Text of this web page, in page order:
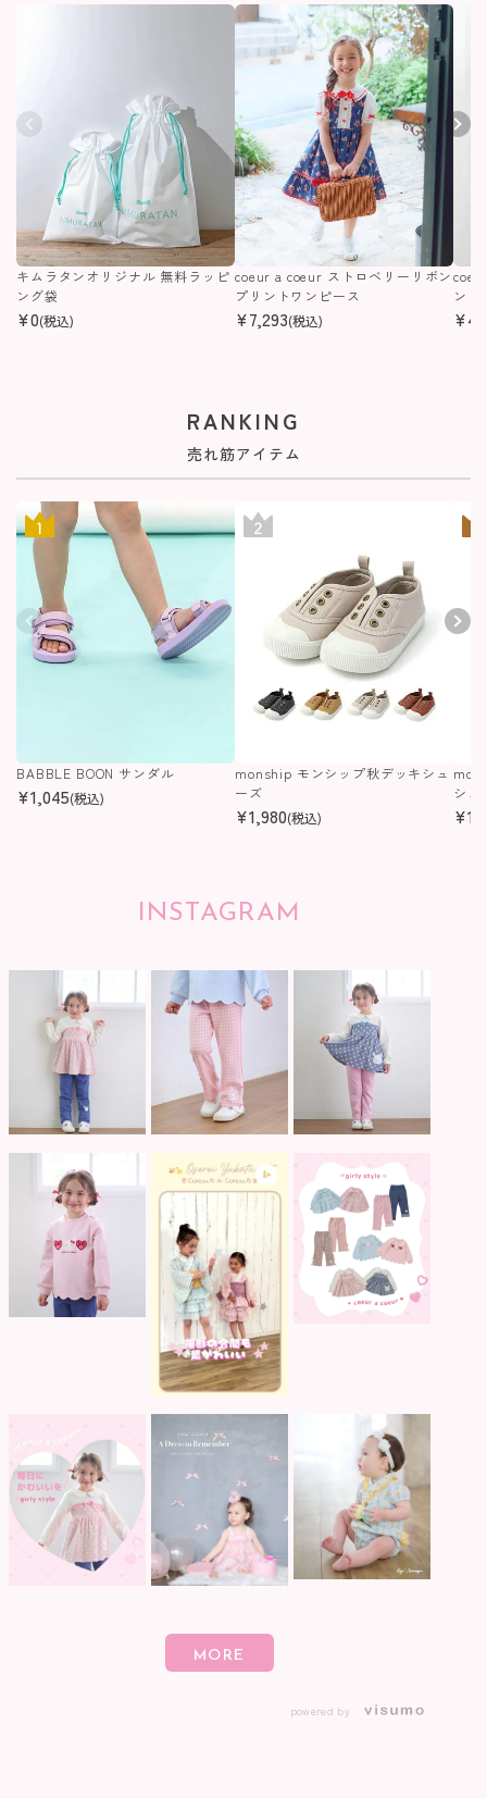
キムラタンオリジナル 無料ラッピ
ング袋
¥0(税込)
coeur a coeur ストロベリーリボン
プリントワンピース
¥7,293(税込)
ンピ
¥
RANKING
売れ筋アイテム
BABBLE BOON サンダル
¥1,045(税込)
monship モンシップ秋デッキシュ
ーズ
¥1,980(税込)
シュ
¥
INSTAGRAM
powered by